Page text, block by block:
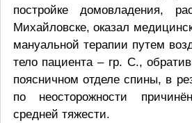
постройке домовладения,
Михайловске, оказал
мануальной терапии путем
тело пациента – гр. С.,
поясничном отделе спины, в
по неосторожности
средней тяжести.